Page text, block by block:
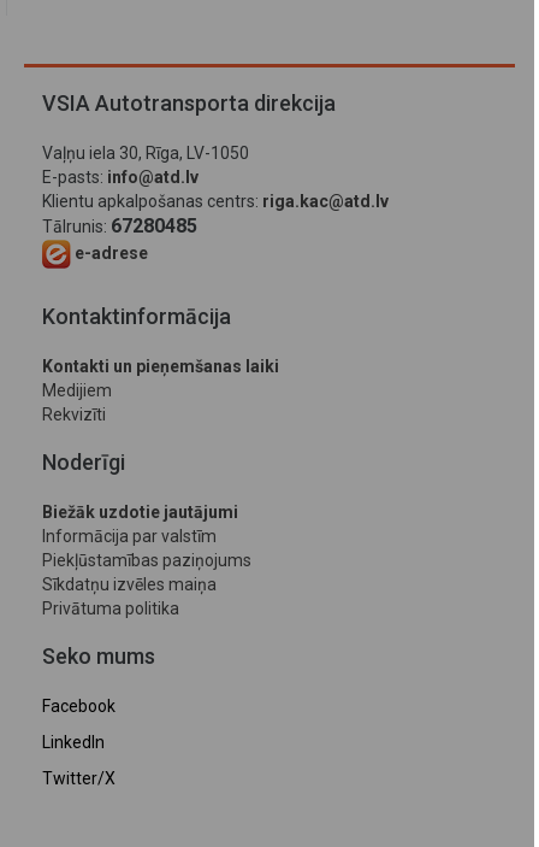
VSIA Autotransporta direkcija
Vaļņu iela 30, Rīga, LV-1050
E-pasts: info@atd.lv
Klientu apkalpošanas centrs: riga.kac@atd.lv
Tālrunis: 67280485
e-adrese
Kontaktinformācija
Kontakti un pieņemšanas laiki
Medijiem
Rekvizīti
Noderīgi
Biežāk uzdotie jautājumi
Informācija par valstīm
Piekļūstamības paziņojums
Sīkdatņu izvēles maiņa
Privātuma politika
Seko mums
Facebook
LinkedIn
Twitter/X